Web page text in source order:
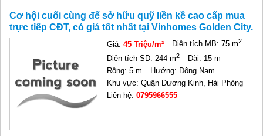
Cơ hội cuối cùng để sở hữu quỹ liền kề cao cấp mua
trực tiếp CĐT, có giá tốt nhất tại Vinhomes Golden City.
Giá:45 Triệu/m² Diện tích MB: 75 m2
Diện tích SD: 244 m2
Dài: 15 m
Rộng: 5 m
Hướng: Đông Nam
Khu vực: Quận Dương Kinh, Hải Phòng
Liên hệ:0795966555